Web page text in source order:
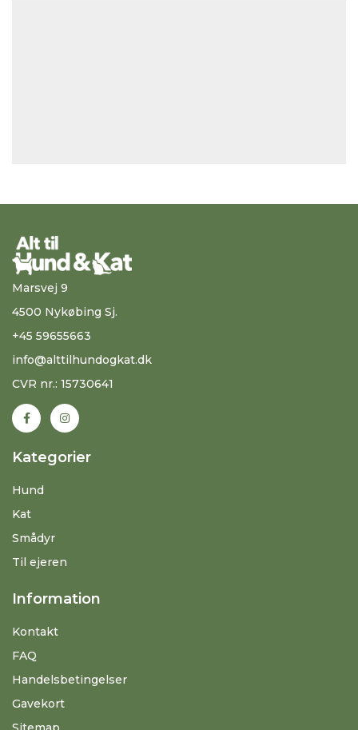
Marsvej 9
4500 Nykøbing Sj.
+45 59655663
info@alttilhundogkat.dk
CVR nr.: 15730641
Kategorier
Hund
Kat
Smådyr
Til ejeren
Information
Kontakt
FAQ
Handelsbetingelser
Gavekort